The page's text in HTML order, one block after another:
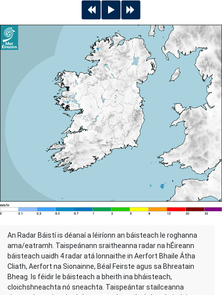
An Radar Báistí is déanaí a léiríonn an báisteach le roghanna
ama/eatramh. Taispeánann sraitheanna radar na hÉireann
báisteach uaidh 4 radar atá lonnaithe in Aerfort Bhaile Átha
Cliath, Aerfort na Sionainne, Béal Feirste agus sa Bhreatain
Bheag. Is féidir le báisteach a bheith ina bháisteach,
cloichshneachta nó sneachta. Taispeántar stailceanna